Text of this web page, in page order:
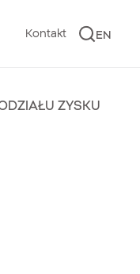
Kontakt EN
ZYSKU